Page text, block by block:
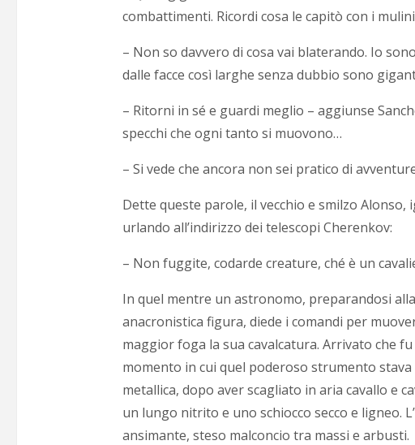
combattimenti. Ricordi cosa le capitò con i
– Non so davvero di cosa vai blaterando. Io
dalle facce così larghe senza dubbio sono
– Ritorni in sé e guardi meglio – aggiunse
specchi che ogni tanto si muovono…
– Si vede che ancora non sei pratico di
Dette queste parole, il vecchio e smilzo
urlando all’indirizzo dei telescopi Cherenkov:
– Non fuggite, codarde creature, ché è un
In quel mentre un astronomo, preparandosi
anacronistica figura, diede i comandi per
maggior foga la sua cavalcatura. Arrivato che
momento in cui quel poderoso strumento
metallica, dopo aver scagliato in aria cavallo e
un lungo nitrito e uno schiocco secco e ligneo.
ansimante, steso malconcio tra massi e arbusti.